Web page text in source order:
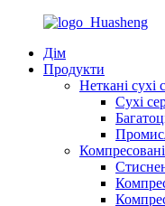
Дім
Продукти
Неткані сухі
Сухі